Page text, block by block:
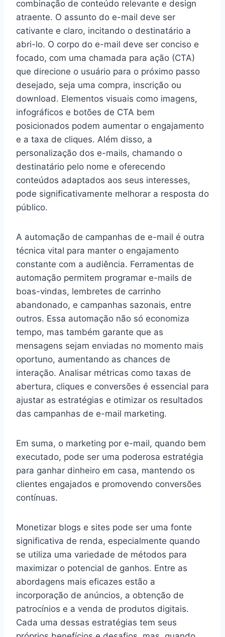
combinação de conteúdo relevante e design
atraente. O assunto do e-mail deve ser
cativante e claro, incitando o destinatário a
abri-lo. O corpo do e-mail deve ser conciso e
focado, com uma chamada para ação (CTA)
que direcione o usuário para o próximo passo
desejado, seja uma compra, inscrição ou
download. Elementos visuais como imagens,
infográficos e botões de CTA bem
posicionados podem aumentar o engajamento
e a taxa de cliques. Além disso, a
personalização dos e-mails, chamando o
destinatário pelo nome e oferecendo
conteúdos adaptados aos seus interesses,
pode significativamente melhorar a resposta do
público.
A automação de campanhas de e-mail é outra
técnica vital para manter o engajamento
constante com a audiência. Ferramentas de
automação permitem programar e-mails de
boas-vindas, lembretes de carrinho
abandonado, e campanhas sazonais, entre
outros. Essa automação não só economiza
tempo, mas também garante que as
mensagens sejam enviadas no momento mais
oportuno, aumentando as chances de
interação. Analisar métricas como taxas de
abertura, cliques e conversões é essencial para
ajustar as estratégias e otimizar os resultados
das campanhas de e-mail marketing.
Em suma, o marketing por e-mail, quando bem
executado, pode ser uma poderosa estratégia
para ganhar dinheiro em casa, mantendo os
clientes engajados e promovendo conversões
contínuas.
Monetizar blogs e sites pode ser uma fonte
significativa de renda, especialmente quando
se utiliza uma variedade de métodos para
maximizar o potencial de ganhos. Entre as
abordagens mais eficazes estão a
incorporação de anúncios, a obtenção de
patrocínios e a venda de produtos digitais.
Cada uma dessas estratégias tem seus